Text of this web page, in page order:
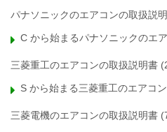
パナソニックのエアコンの取扱説
C から始まるパナソニックのエ
三菱重工のエアコンの取扱説明書
S から始まる三菱重工のエアコ
三菱電機のエアコンの取扱説明書